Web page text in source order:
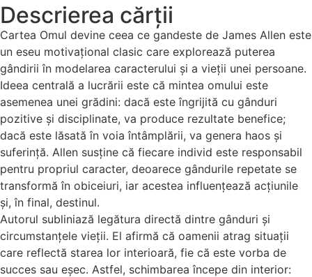
Descrierea cărții
Cartea Omul devine ceea ce gandeste de James Allen este
un eseu motivațional clasic care explorează puterea
gândirii în modelarea caracterului și a vieții unei persoane.
Ideea centrală a lucrării este că mintea omului este
asemenea unei grădini: dacă este îngrijită cu gânduri
pozitive și disciplinate, va produce rezultate benefice;
dacă este lăsată în voia întâmplării, va genera haos și
suferință. Allen susține că fiecare individ este responsabil
pentru propriul caracter, deoarece gândurile repetate se
transformă în obiceiuri, iar acestea influențează acțiunile
și, în final, destinul.
Autorul subliniază legătura directă dintre gânduri și
circumstanțele vieții. El afirmă că oamenii atrag situații
care reflectă starea lor interioară, fie că este vorba de
succes sau eșec. Astfel, schimbarea începe din interior: